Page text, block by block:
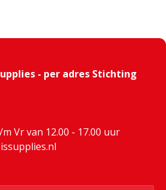
- per adres Stichting
Vr van 12.00 - 17.00 uur